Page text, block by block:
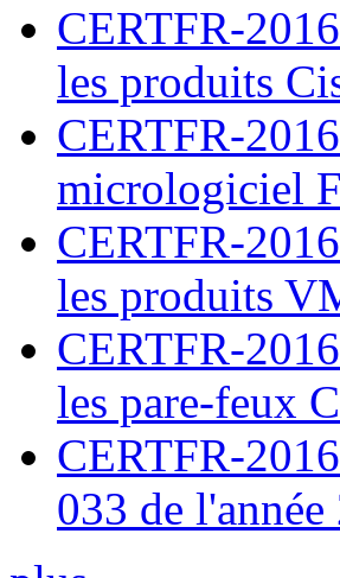
CERTFR-
les produits
CERTFR-
micrologiciel
CERTFR-
les produits
CERTFR-
les pare-feux
CERTFR-
033 de